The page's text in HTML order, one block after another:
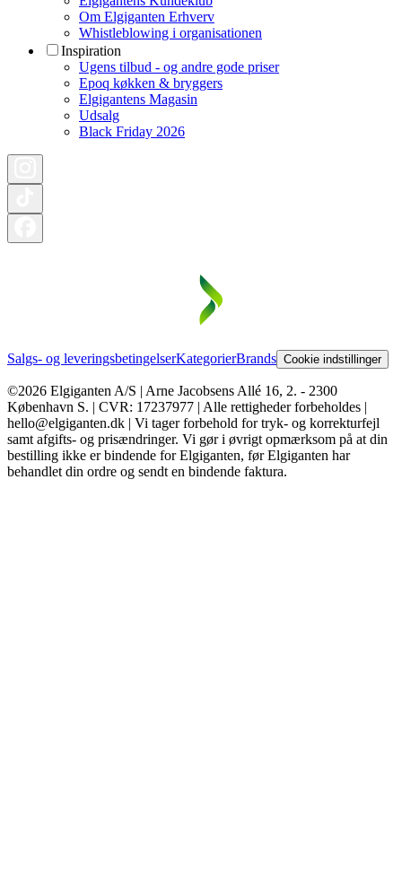
Om Elgiganten Erhverv
Whistleblowing i organisationen
Inspiration
Ugens tilbud - og andre gode priser
Epoq køkken & bryggers
Elgigantens Magasin
Udsalg
Black Friday 2026
Salgs- og leveringsbetingelserKategorierBrands Cookie indstillinger
©2026 Elgiganten A/S | Arne Jacobsens Allé 16, 2. - 2300
København S. | CVR: 17237977 | Alle rettigheder forbeholdes |
hello@elgiganten.dk | Vi tager forbehold for tryk- og korrekturfejl
samt afgifts- og prisændringer. Vi gør i øvrigt opmærksom på at din
bestilling ikke er bindende for Elgiganten, før Elgiganten har
behandlet din ordre og sendt en bindende faktura.